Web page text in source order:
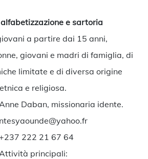
e sartoria
a partire dai 15 anni,
giovani e madri di famiglia, di
limitate e di diversa origine
etnica e religiosa.
Daban, missionaria idente.
222 21 67 64
Attività principali: